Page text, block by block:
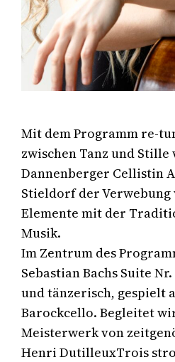
Mit dem Programm re-
zwischen Tanz und
Dannenberger Cellistin
Stieldorf der
Elemente mit der
Musik.
Im Zentrum des
Sebastian Bachs Suite
und tänzerisch, gespielt
Barockcello. Begleitet
Meisterwerk von
Henri DutilleuxTrois